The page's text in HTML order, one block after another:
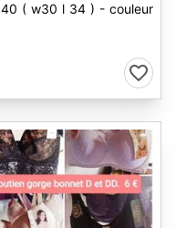
40 ( w30 l 34 ) - couleur